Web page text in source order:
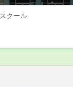
クール